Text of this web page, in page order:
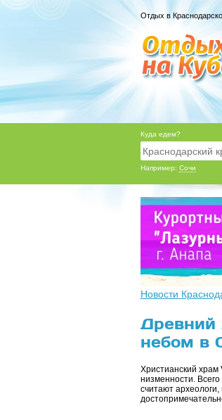
Отдых в
Куда едем?
Например: Сочи
Новости
Древний
небом в
Христианский
низменности.
считают